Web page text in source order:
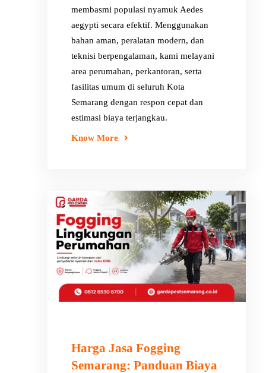
membasmi populasi nyamuk Aedes
aegypti secara efektif. Menggunakan
bahan aman, peralatan modern, dan
teknisi berpengalaman, kami melayani
area perumahan, perkantoran, serta
fasilitas umum di seluruh Kota
Semarang dengan respon cepat dan
estimasi biaya terjangkau.
Know More
Harga Jasa Fogging
Semarang: Panduan Biaya